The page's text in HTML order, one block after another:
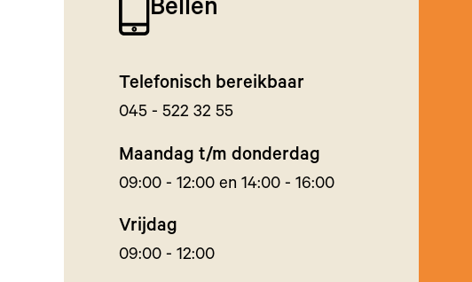
Bellen
Telefonisch bereikbaar
045 - 522 32 55
Maandag t/m donderdag
09:00 - 12:00 en 14:00 - 16:00
Vrijdag
09:00 - 12:00